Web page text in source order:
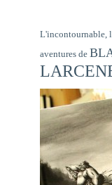
L'incontournable,
aventures de